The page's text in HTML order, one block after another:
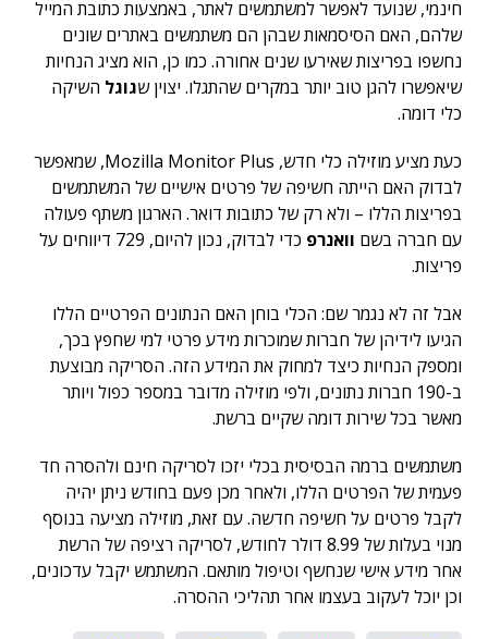
חינמי, שנועד לאפשר למשתמשים לאתר, באמצעות כתובת המייל
שלהם, האם הסיסמאות שבהן הם משתמשים באתרים שונים
נחשפו בפריצות שאירעו שנים אחורה. כמו כן, הוא מציג הנחיות
שיאפשרו להגן טוב יותר במקרים שהתגלו. יצוין שגוגל השיקה
כלי דומה.
כעת מציע מוזילה כלי חדש, Mozilla Monitor Plus, שמאפשר
לבדוק האם הייתה חשיפה של פרטים אישיים של המשתמשים
בפריצות הללו – ולא רק של כתובות דואר. הארגון משתף פעולה
עם חברה בשם וואנרפ
כדי לבדוק, נכון להיום, 729 דיווחים על
פריצות.
אבל זה לא נגמר שם: הכלי בוחן האם הנתונים הפרטיים הללו
הגיעו לידיהן של חברות שמוכרות מידע פרטי למי שחפץ בכך,
ומספק הנחיות כיצד למחוק את המידע הזה. הסריקה מבוצעת
ב-190 חברות נתונים, ולפי מוזילה מדובר במספר כפול ויותר
מאשר בכל שירות דומה שקיים ברשת.
משתמשים ברמה הבסיסית בכלי יזכו לסריקה חינם ולהסרה חד
פעמית של הפרטים הללו, ולאחר מכן פעם בחודש ניתן יהיה
לקבל פרטים על חשיפה חדשה. עם זאת, מוזילה מציעה בנוסף
מנוי בעלות של 8.99 דולר לחודש, לסריקה רציפה של הרשת
אחר מידע אישי שנחשף וטיפול מותאם. המשתמש יקבל עדכונים,
וכן יוכל לעקוב בעצמו אחר תהליכי ההסרה.